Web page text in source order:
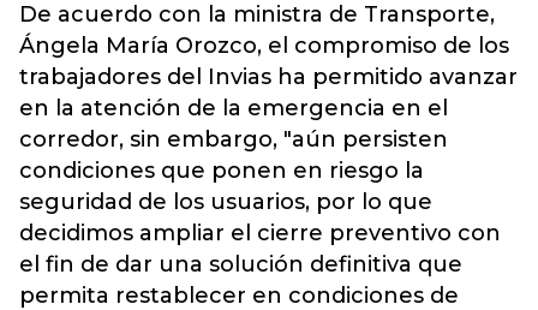
De acuerdo con la ministra de Transporte,
Ángela María Orozco, el compromiso de los
trabajadores del Invias ha permitido avanzar
en la atención de la emergencia en el
corredor, sin embargo, "aún persisten
condiciones que ponen en riesgo la
seguridad de los usuarios, por lo que
decidimos ampliar el cierre preventivo con
el fin de dar una solución definitiva que
permita restablecer en condiciones de